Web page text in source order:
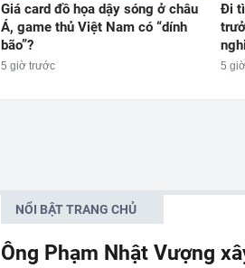
Giá card đồ họa dậy sóng ở châu
Á, game thủ Việt Nam có “dính
bão”?
5 giờ trước
Đi
5
NỔI BẬT TRANG CHỦ
Ông Phạm Nhật Vượng